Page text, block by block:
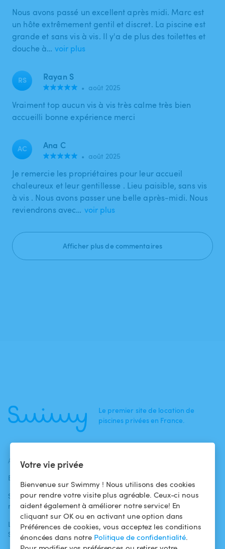
Votre vie privée
Bienvenue sur Swimmy ! Nous utilisons des cookies
pour rendre votre visite plus agréable. Ceux-ci nous
aident également à améliorer notre service! En
cliquant sur OK ou en activant une option dans
Préférences de cookies, vous acceptez les conditions
énoncées dans notre Politique de confidentialité.
Nous avons passé un excellent après midi. Marc est
un hôte extrêmement gentil et discret. La piscine est
grande et sans vis à vis. Il y'a de plus des toilettes et
douche à… voir plus
RS Rayan S
• août 2025
Vraiment top aucun vis à vis très calme très bien
accueilli bonne expérience merci
AC Ana C
• août 2025
Je remercie les propriétaires pour leur accueil
chaleureux et leur gentillesse . Lieu paisible, sans vis
à vis . Nous avons passer une belle après-midi. Nous
reviendrons avec… voir plus
Afficher plus de commentaires
Le premier site de location de
piscines privées en France.
ACTUALITÉS
Blog
Swimmy dans les
médias
L'aventure
Swimmy
baigneurs
Pour les
propriétaires
Louer ma piscine
Conditions
d'utilisation
Politique de
confidentialité